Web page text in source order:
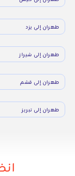
طهران إلى يزد
طهران إلى شيراز
طهران إلى قشم
طهران إلى تبريز